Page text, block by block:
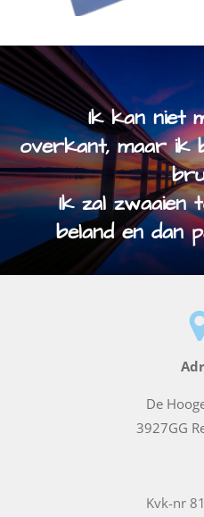
Ik kan niet
overkant, maar ik
Ik zal zwaaien
beland en dan
De
3927GG
Kvk-nr